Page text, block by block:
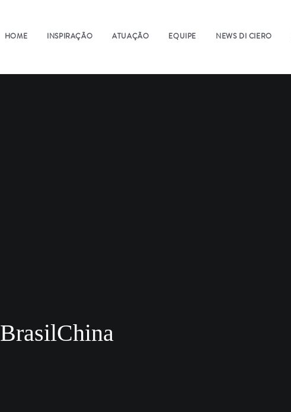
HOME INSPIRAÇÃO ATUAÇÃO EQUIPE NEWS DI CIERO
BrasilChina